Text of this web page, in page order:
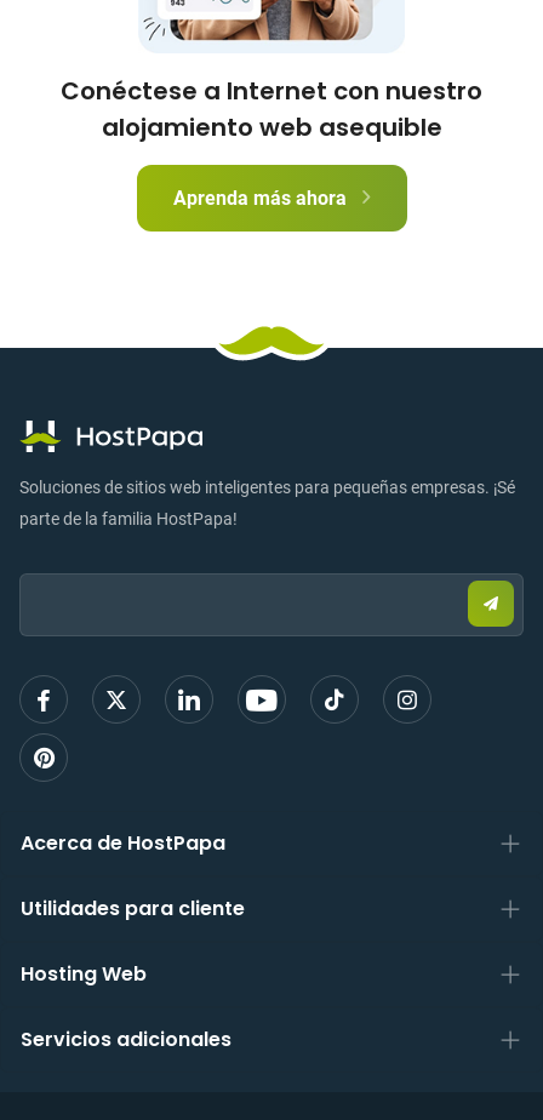
Conéctese a Internet con nuestro
alojamiento web asequible
Aprenda más ahora
Soluciones de sitios web inteligentes para pequeñas empresas. ¡Sé
parte de la familia HostPapa!
Email:
para
Acerca de HostPapa
Utilidades para cliente
Hosting Web
Servicios adicionales